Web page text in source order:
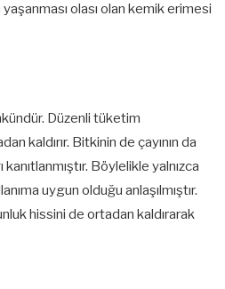
olası olan kemik erimesi
Düzenli tüketim
kaldırır. Bitkinin de çayının da
Böylelikle yalnızca
uygun olduğu anlaşılmıştır.
hissini de ortadan kaldırarak